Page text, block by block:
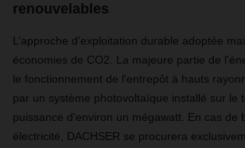
renouvelables
L’approche d'exploitation durable adoptée
économies de CO2. La majeure partie de
le fonctionnement de l'entrepôt à hauts
par un système photovoltaïque installé sur le
puissance d'environ un mégawatt. En cas de
électricité, DACHSER se procurera